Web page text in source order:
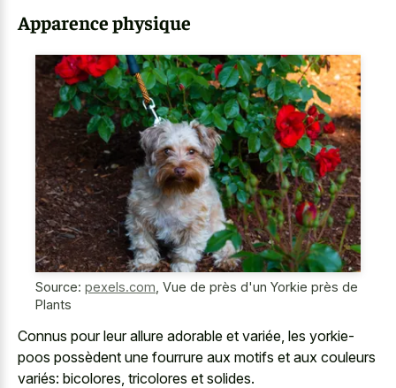
Apparence physique
Source: pexels.com, Vue de près d'un Yorkie près de
Plants
Connus pour leur allure adorable et variée, les yorkie-
poos possèdent une fourrure aux motifs et aux couleurs
variés: bicolores, tricolores et solides.